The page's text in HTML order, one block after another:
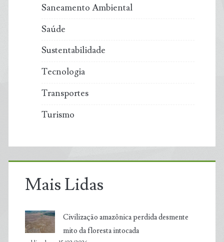
Saneamento Ambiental
Saúde
Sustentabilidade
Tecnologia
Transportes
Turismo
Mais Lidas
Civilização amazônica perdida desmente
mito da floresta intocada